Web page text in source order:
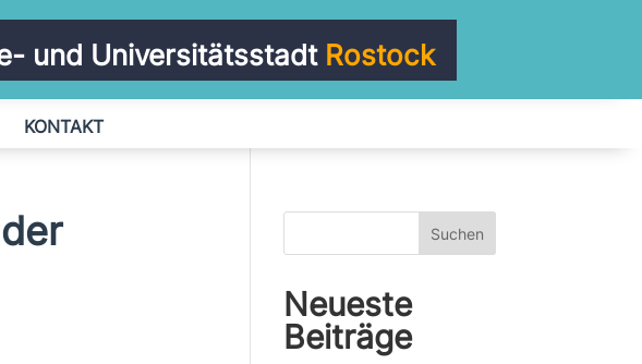
und Universitätsstadt Rostock
KONTAKT
Suchen
Neueste
Beiträge